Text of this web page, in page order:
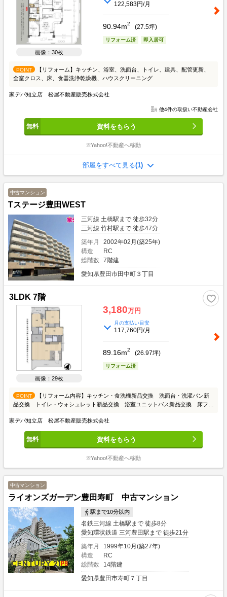
画像：30枚
122,583円/月
90.94m2 (27.5坪)
リフォーム済 即入居可
POINT
【リフォーム】キッチン、浴室、洗面台、トイレ、建具、配管更新、
全室クロス、床、食器洗浄乾燥機、ハウスクリーニング
家デパ知立店 松屋不動産販売株式会社
他4件の取扱い不動産会社
資料をもらう
※Yahoo!不動産へ移動
部屋をすべて見る(1)
中古マンション
Tステージ豊田WEST
三河線 土橋駅まで 徒歩32分
三河線 竹村駅まで 徒歩47分
築年月
2002年02月(築25年)
構造
RC
総階数
7階建
愛知県豊田市田中町３丁目
3LDK 7階
画像：29枚
3,180万円
月の支払い目安
117,760円/月
89.16m2 (26.97坪)
リフォーム済
POINT
【リフォーム内容】キッチン・食洗機新品交換 洗面台・洗濯パン新
品交換 トイレ・ウォシュレット新品交換 浴室ユニットバス新品交換 床フロ
換 下駄箱新設 照明新品交換 エアコン新品設置 ルームクリーニング他 *
用途地域:第1種中高層住居専用地域 *ペット可:使用細則による
家デパ知立店 松屋不動産販売株式会社
資料をもらう
※Yahoo!不動産へ移動
中古マンション
ライオンズガーデン豊田寿町 中古マンション
駅まで10分以内
名鉄三河線 土橋駅まで 徒歩8分
愛知環状鉄道 三河豊田駅まで 徒歩21分
築年月
1999年10月(築27年)
構造
RC
総階数
14階建
愛知県豊田市寿町７丁目